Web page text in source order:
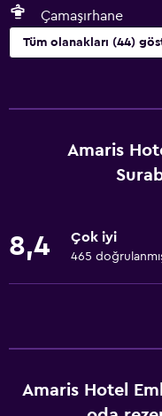
Çamaşırhane
Tüm olanakları (44)
Araç kiralama
Uyandırma servisi
Emanet kasası
Yerinde döviz alım
Amaris
8,4 Çok iyi
465
Amaris Hotel